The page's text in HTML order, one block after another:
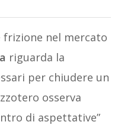
nel mercato
riguarda la
per chiudere un
osserva
di aspettative”